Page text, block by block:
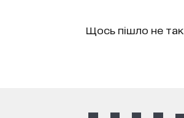
Щось пішло не так...